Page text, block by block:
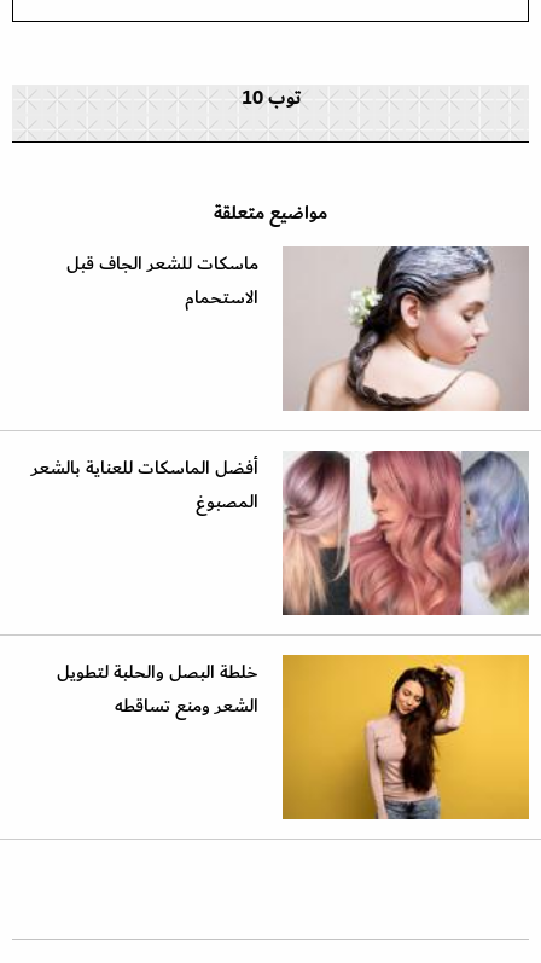
توب 10
مواضيع متعلقة
ماسكات للشعر الجاف قبل
الاستحمام
أفضل الماسكات للعناية بالشعر
المصبوغ
خلطة البصل والحلبة لتطويل
الشعر ومنع تساقطه